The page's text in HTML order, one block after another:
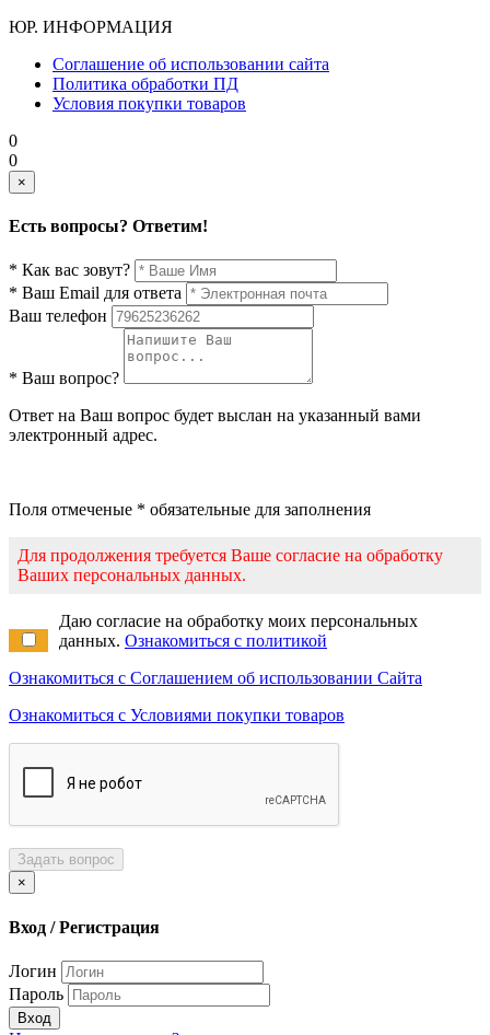
ЮР. ИНФОРМАЦИЯ
Соглашение об использовании сайта
Политика обработки ПД
Условия покупки товаров
0
0
×
Есть вопросы? Ответим!
* Как вас зовут?
* Ваш Email для ответа
Ваш телефон
* Ваш вопрос?
Ответ на Ваш вопрос будет выслан на указанный вами
электронный адрес.
Поля отмеченые * обязательные для заполнения
Для продолжения требуется Ваше согласие на обработку
Ваших персональных данных.
Даю согласие на обработку моих персональных
данных. Ознакомиться с политикой
Ознакомиться с Соглашением об использовании Сайта
Ознакомиться с Условиями покупки товаров
Задать вопрос
×
Вход / Регистрация
Логин
Пароль
Вход